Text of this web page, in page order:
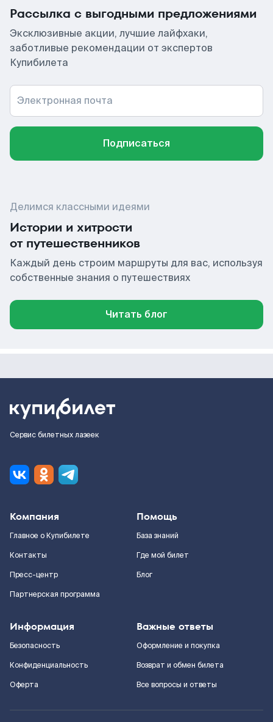
Рассылка с выгодными предложениями
Эксклюзивные акции, лучшие лайфхаки,
заботливые рекомендации от экспертов
Купибилета
Электронная почта
Подписаться
Делимся классными идеями
Истории и хитрости
от путешественников
Каждый день строим маршруты для вас, используя
собственные знания о путешествиях
Читать блог
Сервис билетных лазеек
Компания
Главное о Купибилете
Контакты
Пресс-центр
Партнерская программа
Помощь
База знаний
Где мой билет
Блог
Информация
Безопасность
Конфиденциальность
Оферта
Важные ответы
Оформление и покупка
Возврат и обмен билета
Все вопросы и ответы